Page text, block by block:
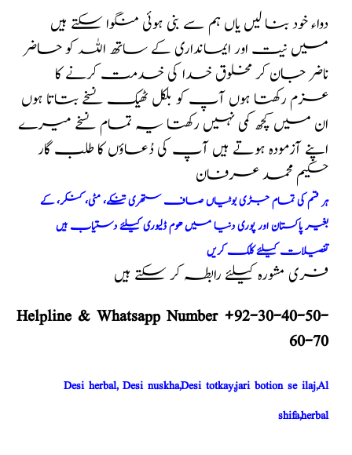
دواء خود بنا لیں یاں ہم سے بنی ہوئی منگوا سکتے ہیں
میں نیت اور ایمانداری کے ساتھ اللہ کو حاضر
ناضر جان کر مخلوق خدا کی خدمت کرنے کا
عزم رکھتا ہوں آپ کو بلکل ٹھیک نسخے بتاتا ہوں
ان میں کچھ کمی نہیں رکھتا یہ تمام نسخے میرے
اپنے آزمودہ ہوتے ہیں آپ کی دُعاؤں کا طلب گار
حکیم محمد عرفان
ہر قسم کی تمام جڑی بوٹیاں صاف ستھری تنکے، مٹی، کنکر، کے
بغیر پاکستان اور پوری دنیا میں ھوم ڈلیوری کیلئے دستیاب ہیں
تفصیلات کیلئے کلک کریں
فری مشورہ کیلئے رابطہ کر سکتے ہیں
Helpline & Whatsapp Number +92-30-40-50-
60-70
Desi herbal, Desi nuskha,Desi totkay,jari botion se ilaj,Al
shifa,herbal